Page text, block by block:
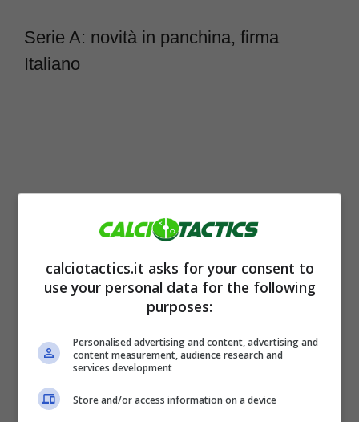
Serie A: novità in panchina, firma
Italiano
è uno dei migliori tecnici a livello
nazionale. Il tecnico delBolognasta
facendo davvero molto bene e le big sono
ritornate a pensare a lui per dare la svolta
calciotactics.it asks for your consent to
use your personal data for the following
purposes:
Personalised advertising and content, advertising and
content measurement, audience research and
services development
Store and/or access information on a device